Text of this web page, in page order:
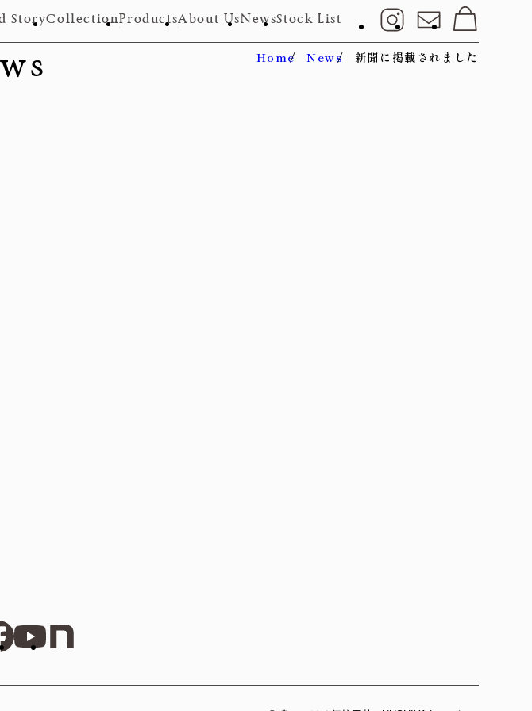
StoryCollectionProductsAbout Us NewsStock List
Home News 新聞に掲載されました